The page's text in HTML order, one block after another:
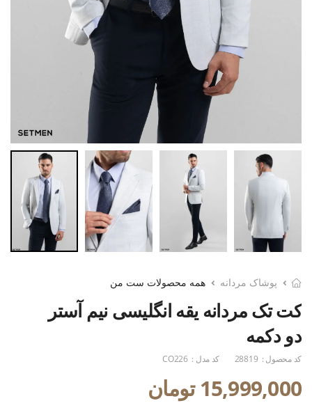
پوشاک مردانه همه محصولات ست من
کت تک مردانه یقه انگلیسی نیم آستر
دو دکمه
کد محصول : 28819 کد مدل : CO226
15,999,000 تومان